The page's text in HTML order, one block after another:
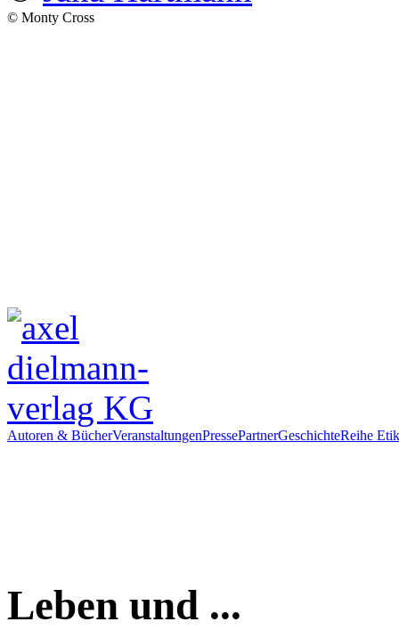
© Monty Cross
Autoren & BücherVeranstaltungenPressePartnerGeschichteReihe
Leben und ...